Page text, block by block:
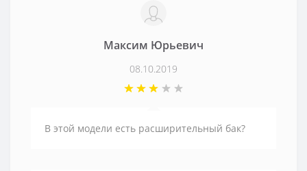
Максим Юрьевич
08.10.2019
В этой модели есть расширительный бак?